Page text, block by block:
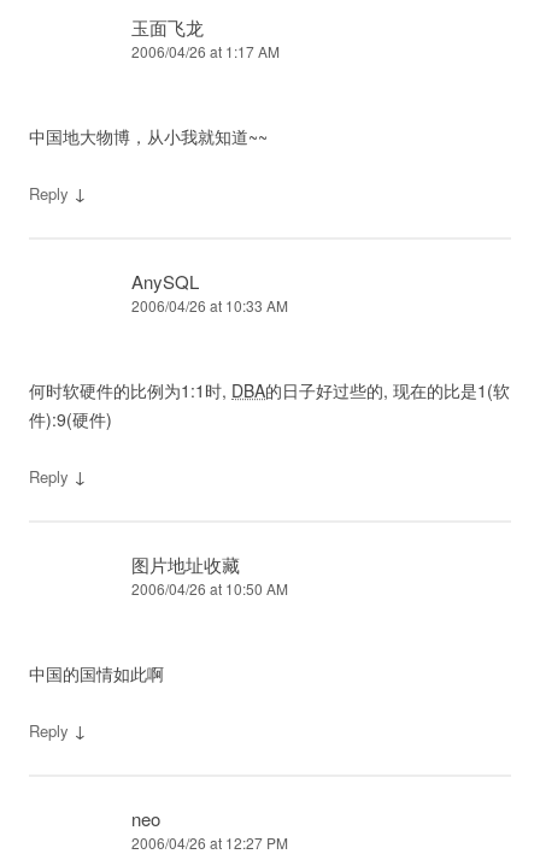
玉面飞龙
2006/04/26 at 1:17 AM
中国地大物博，从小我就知道~~
Reply ↓
AnySQL
2006/04/26 at 10:33 AM
何时软硬件的比例为1:1时, DBA的日子好过些的, 现在的比是1(软
件):9(硬件)
Reply ↓
图片地址收藏
2006/04/26 at 10:50 AM
中国的国情如此啊
Reply ↓
neo
2006/04/26 at 12:27 PM